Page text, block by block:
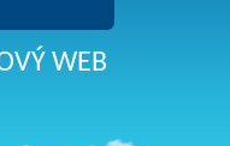
WEB